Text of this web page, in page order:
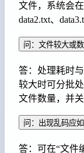
文件，系统会
data2.txt、
问：文件较大或
答：处理耗时
较大时可分批
文件数量，并
问：出现乱码应如
答：可在“文件